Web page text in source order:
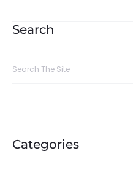
entradas
Search
Categories